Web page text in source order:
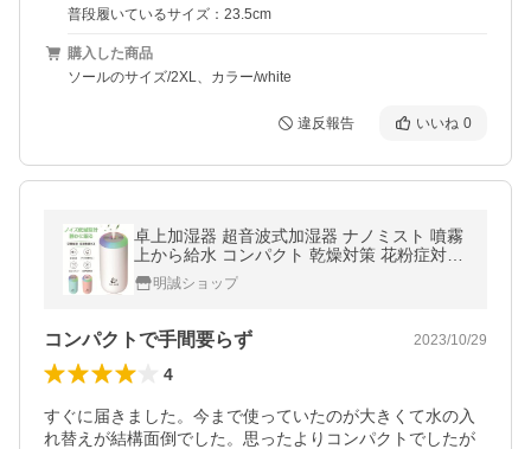
普段履いているサイズ：23.5cm
購入した商品
ソールのサイズ/2XL、カラー/white
違反報告 いいね 0
卓上加湿器 超音波式加湿器 ナノミスト 噴霧
上から給水 コンパクト 乾燥対策 花粉症対策
350ml 大容量 部屋 車載 オフィス アロマ【P
L保険加入済み製品・安心】
明誠ショップ
コンパクトで手間要らず 2023/10/29
4
すぐに届きました。今まで使っていたのが大きくて水の入
れ替えが結構面倒でした。思ったよりコンパクトでしたが